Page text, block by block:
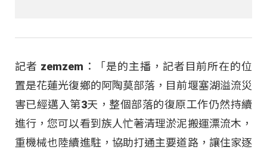
記者 zemzem：「是的主播，記者目前所在的位
置是花蓮光復鄉的阿陶莫部落，目前堰塞湖溢流災
害已經邁入第3天，整個部落的復原工作仍然持續
進行，您可以看到族人忙著清理淤泥搬運漂流木，
重機械也陸續進駐，協助打通主要道路，讓住家逐